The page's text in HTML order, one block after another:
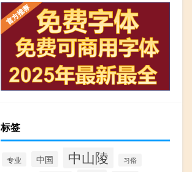
标签
专业 中国 中山陵 习俗